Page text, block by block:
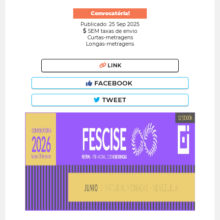
Convocatória!
Publicado: 25 Sep 2025
SEM taxas de envio
Curtas-metragens
Longas-metragens
LINK
FACEBOOK
TWEET